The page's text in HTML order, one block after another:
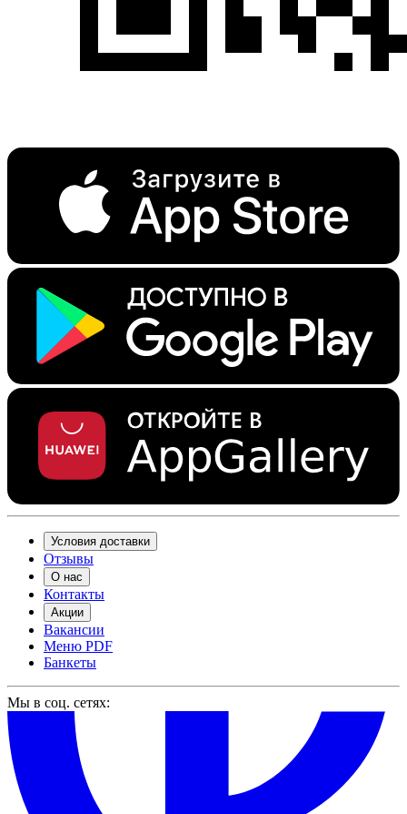
Условия доставки
Отзывы
О нас
Контакты
Акции
Вакансии
Меню PDF
Банкеты
Мы в соц. сетях: